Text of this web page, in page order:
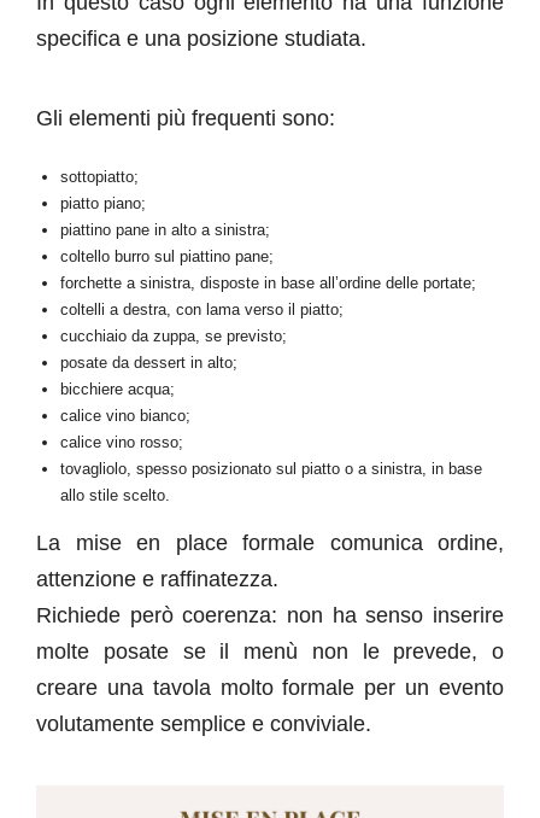
specifica e una posizione studiata.
Gli elementi più frequenti sono:
sottopiatto;
piatto piano;
piattino pane in alto a sinistra;
coltello burro sul piattino pane;
forchette a sinistra, disposte in base all’ordine delle portate;
coltelli a destra, con lama verso il piatto;
cucchiaio da zuppa, se previsto;
posate da dessert in alto;
bicchiere acqua;
calice vino bianco;
calice vino rosso;
tovagliolo, spesso posizionato sul piatto o a sinistra, in base
allo stile scelto.
La mise en place formale comunica ordine,
attenzione e raffinatezza.
Richiede però coerenza: non ha senso inserire
molte posate se il menù non le prevede, o
creare una tavola molto formale per un evento
volutamente semplice e conviviale.